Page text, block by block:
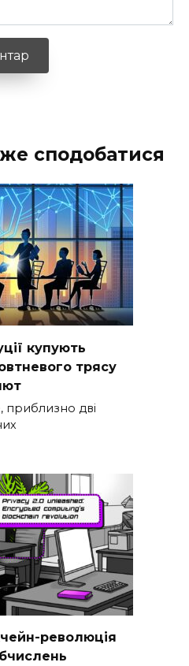
сподобатися
купують
трясу
приблизно дві
революція